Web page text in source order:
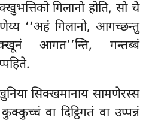
गिलानो होति, सो चे
‘‘अहं गिलानो, आगच्छन्तु
आगत’’न्ति, गन्तब्बं
सिक्खमानाय सामणेरस्स
वा दिट्ठिगतं वा उप्पन्नं